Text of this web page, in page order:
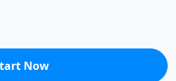
Now